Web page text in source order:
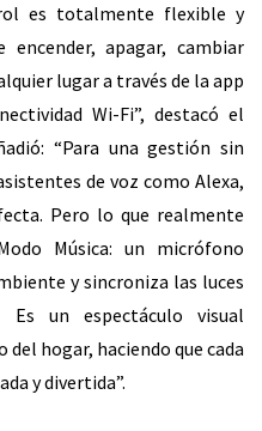
es totalmente flexible y
encender, apagar, cambiar
lugar a través de la app
Wi-Fi”, destacó el
“Para una gestión sin
de voz como Alexa,
Pero lo que realmente
Música: un micrófono
y sincroniza las luces
Es un espectáculo visual
hogar, haciendo que cada
y divertida”.